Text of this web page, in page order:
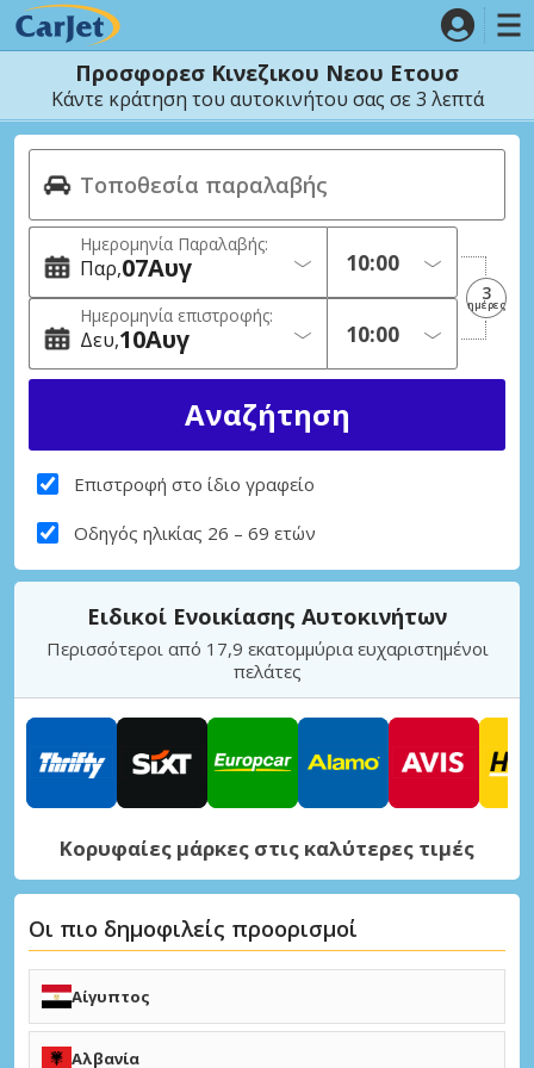
Προσφορεσ Κινεζικου Νεου Ετουσ
Κάντε κράτηση του αυτοκινήτου σας σε 3 λεπτά
Ημερομηνία Παραλαβής:
Παρ 07Αυγ
Ημερομηνία επιστροφής:
Δευ 10Αυγ
3
ημέρες
Επιστροφή στο ίδιο γραφείο
Οδηγός ηλικίας 26 – 69 ετών
Ειδικοί Ενοικίασης Αυτοκινήτων
Περισσότεροι από 17,9 εκατομμύρια ευχαριστημένοι
πελάτες
Κορυφαίες μάρκες στις καλύτερες τιμές
Οι πιο δημοφιλείς προορισμοί
Αίγυπτος
Αλεξάνδρεια Μποργκ Ελ Αράμπ (HBE)
Κάιρο (CAI)
Αλβανία